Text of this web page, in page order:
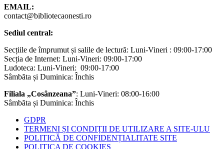
EMAIL:
contact@bibliotecaonesti.ro
Sediul central:
Secțiile de împrumut și salile de lectură: Luni-Vineri : 09:00-17:00
Secția de Internet: Luni-Vineri: 09:00-17:00
Ludoteca: Luni-Vineri: 09:00-17:00
Sâmbăta și Duminica: Închis
Filiala „Cosânzeana”: Luni-Vineri: 08:00-16:00
Sâmbăta și Duminica: Închis
GDPR
TERMENI ȘI CONDIȚII DE UTILIZARE A SITE-ULU
POLITICĂ DE CONFIDENȚIALITATE SITE
POLITICA DE COOKIES